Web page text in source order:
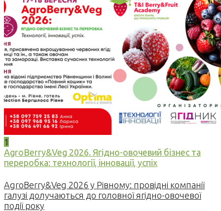
1
AgroBerry&Veg 2026. Ягідно-овочевий бізнес та
переробка: технології, інновації, успіх
AgroBerry&Veg 2026 у Рівному: провідні компанії
галузі долучаються до головної ягідно-овочевої
події року